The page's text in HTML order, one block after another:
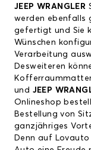
JEEP WRANGLER
werden ebenfalls
gefertigt und Sie
Wünschen
Verarbeitung
Desweiteren
und JEEP
Onlineshop
Bestellung von
ganzjähriges
Denn auf Lovauto